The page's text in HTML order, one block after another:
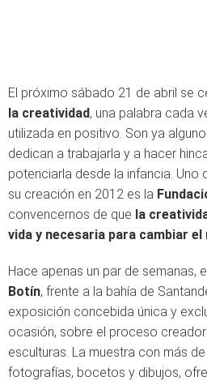
El próximo sábado 21 de abril se
la creatividad, una palabra cada
utilizada en positivo. Son ya
dedican a trabajarla y a hacer
potenciarla desde la infancia. Uno
su creación en 2012 es la
convencernos de que la
vida y necesaria para cambiar el
Hace apenas un par de semanas,
Botín, frente a la bahía de
exposición concebida única y
ocasión, sobre el proceso
esculturas. La muestra con más
fotografías, bocetos y dibujos,